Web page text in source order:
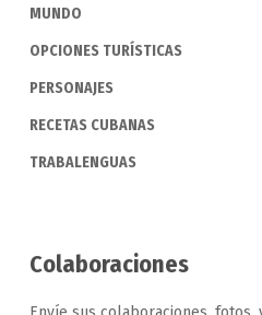
MUNDO
OPCIONES TURÍSTICAS
PERSONAJES
RECETAS CUBANAS
TRABALENGUAS
Colaboraciones